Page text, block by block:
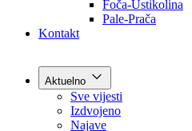
Općine
Kontakt
Aktuelno